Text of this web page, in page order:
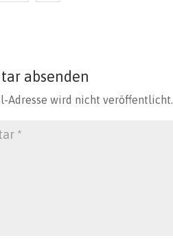
absenden
Adresse wird nicht veröffentlicht.